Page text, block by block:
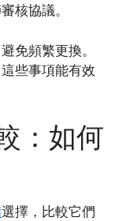
核協議。
免頻繁更換。
些事項能有效
：如何
選擇，比較它們